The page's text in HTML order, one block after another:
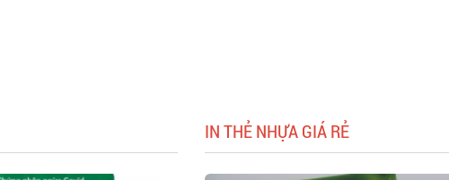
IN THẺ NHỰA GIÁ RẺ